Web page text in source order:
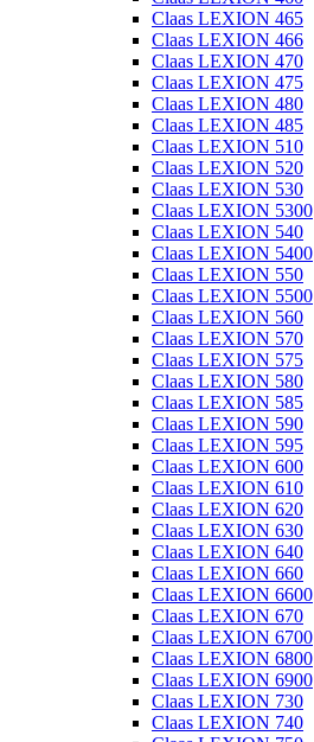
Claas LEXION 465
Claas LEXION 466
Claas LEXION 470
Claas LEXION 475
Claas LEXION 480
Claas LEXION 485
Claas LEXION 510
Claas LEXION 520
Claas LEXION 530
Claas LEXION 5300
Claas LEXION 540
Claas LEXION 5400
Claas LEXION 550
Claas LEXION 5500
Claas LEXION 560
Claas LEXION 570
Claas LEXION 575
Claas LEXION 580
Claas LEXION 585
Claas LEXION 590
Claas LEXION 595
Claas LEXION 600
Claas LEXION 610
Claas LEXION 620
Claas LEXION 630
Claas LEXION 640
Claas LEXION 660
Claas LEXION 6600
Claas LEXION 670
Claas LEXION 6700
Claas LEXION 6800
Claas LEXION 6900
Claas LEXION 730
Claas LEXION 740